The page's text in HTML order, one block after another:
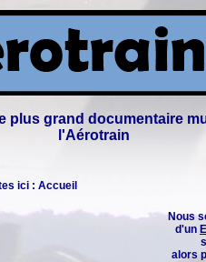
plus grand documentaire
l'Aérotrain
ici : Accueil
Nous
d'un
alors